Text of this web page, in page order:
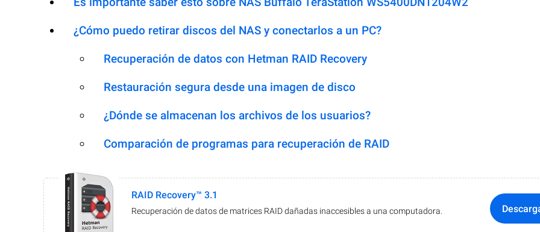
¿Cómo puedo retirar discos del NAS y conectarlos a un PC?
Recuperación de datos con Hetman RAID Recovery
Restauración segura desde una imagen de disco
¿Dónde se almacenan los archivos de los usuarios?
Comparación de programas para recuperación de RAID
RAID Recovery™ 3.1
Recuperación de datos de matrices RAID dañadas inaccesibles a una computadora.